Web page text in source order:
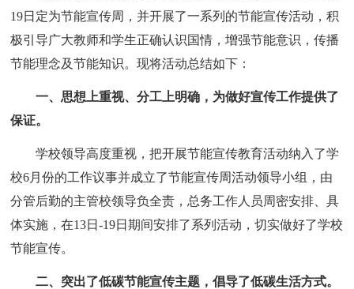
19日定为节能宣传周，并开展了一系列的节能宣传活动，积
极引导广大教师和学生正确认识国情，增强节能意识，传播
节能理念及节能知识。现将活动总结如下：
一、思想上重视、分工上明确，为做好宣传工作提供了
保证。
学校领导高度重视，把开展节能宣传教育活动纳入了学
校6月份的工作议事并成立了节能宣传周活动领导小组，由
分管后勤的主管校领导负全责，总务工作人员周密安排、具
体实施，在13日-19日期间安排了系列活动，切实做好了学校
节能宣传。
二、突出了低碳节能宣传主题，倡导了低碳生活方式。